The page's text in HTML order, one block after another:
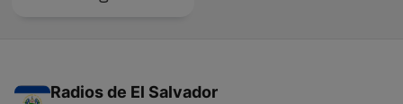
Radios de El Salvador